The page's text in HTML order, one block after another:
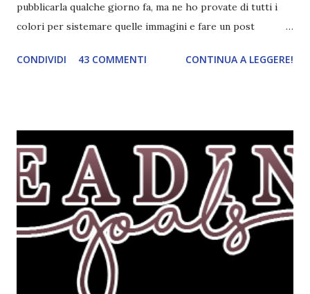
pubblicarla qualche giorno fa, ma ne ho provate di tutti i
colori per sistemare quelle immagini e fare un post
leggere la trama cliccate sulla copertina. Vi ho segnalato
riguarda i suoi romanzi thriller. Per il momento sono
troppo fissata con questo genere ma ho letto pochi libri
thriller e vorrei davvero iniziarne qualcuno. Attraverso il
fuoco - Josephine Angeline \\ 19 settembre. Qualsiasi
libro cita anche soltanto "Salem" deve essere
assolutamente mio. Sono affascinata dalla storia delle
streghe di Salem e se oltre alle streghe aggiungiamo
mondi paralleli e gemelle malefiche, la mia curiosità monta
CONDIVIDI 43 COMMENTI CONTINUA A LEGGERE!